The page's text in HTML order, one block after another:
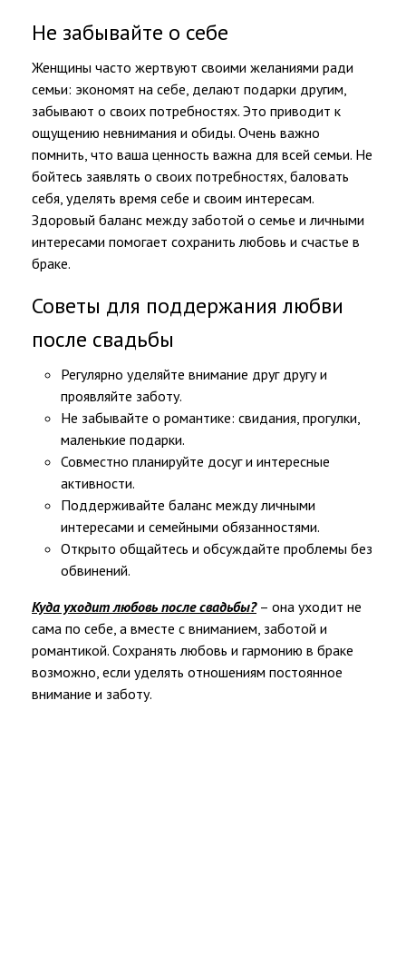
Не забывайте о себе
Женщины часто жертвуют своими желаниями ради
семьи: экономят на себе, делают подарки другим,
забывают о своих потребностях. Это приводит к
ощущению невнимания и обиды. Очень важно
помнить, что ваша ценность важна для всей семьи. Не
бойтесь заявлять о своих потребностях, баловать
себя, уделять время себе и своим интересам.
Здоровый баланс между заботой о семье и личными
интересами помогает сохранить любовь и счастье в
браке.
Советы для поддержания любви
после свадьбы
Регулярно уделяйте внимание друг другу и
проявляйте заботу.
Не забывайте о романтике: свидания, прогулки,
маленькие подарки.
Совместно планируйте досуг и интересные
активности.
Поддерживайте баланс между личными
интересами и семейными обязанностями.
Открыто общайтесь и обсуждайте проблемы без
обвинений.
Куда уходит любовь после свадьбы?– она уходит не
сама по себе, а вместе с вниманием, заботой и
романтикой. Сохранять любовь и гармонию в браке
возможно, если уделять отношениям постоянное
внимание и заботу.